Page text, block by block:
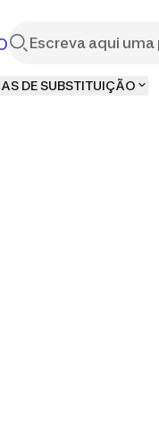
DE SUBSTITUIÇÃO